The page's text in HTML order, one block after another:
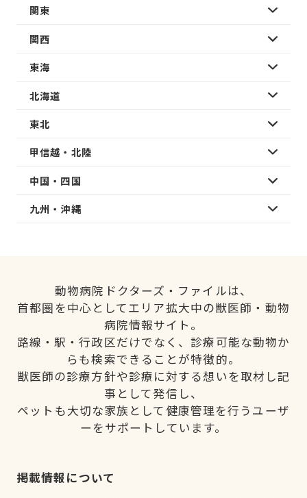
関東
関西
東海
北海道
東北
甲信越・北陸
中国・四国
九州・沖縄
動物病院ドクターズ・ファイルは、
首都圏を中心としてエリア拡大中の獣医師・動物
病院情報サイト。
路線・駅・行政区だけでなく、診療可能な動物か
らも検索できることが特徴的。
獣医師の診療方針や診療に対する想いを取材し記
事として発信し、
ペットも大切な家族として健康管理を行うユーザ
ーをサポートしています。
掲載情報について